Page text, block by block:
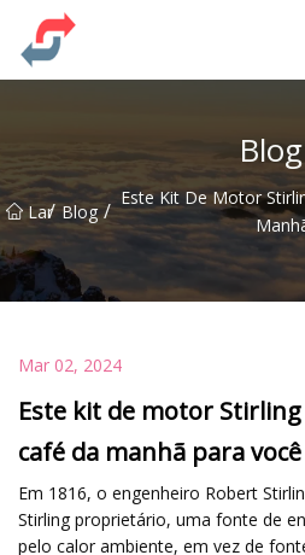
Blog
Lar/ Blog / Este Kit De Motor
Mar 02, 2024
Este kit de motor
café da manhã para você
Em 1816, o engenheiro Robert
Stirling proprietário, uma fonte de
pelo calor ambiente, em vez de